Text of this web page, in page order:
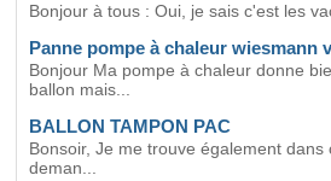
Bonjour à tous : Oui, je sais c'est les
Panne pompe à chaleur wiesmann
Bonjour Ma pompe à chaleur donne
ballon mais...
BALLON TAMPON PAC
Bonsoir, Je me trouve également dans
deman...